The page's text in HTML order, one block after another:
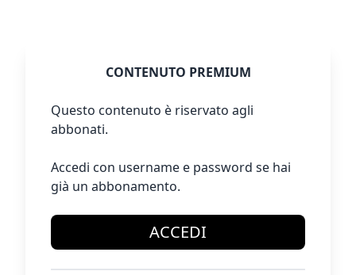
CONTENUTO PREMIUM
Questo contenuto è riservato agli
abbonati.
Accedi con username e password se hai
già un abbonamento.
ACCEDI